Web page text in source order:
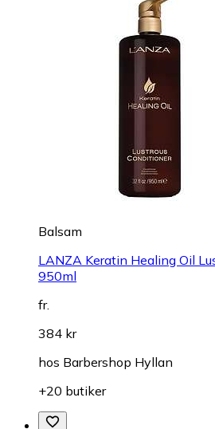
Balsam
LANZA Keratin Healing Oil
950ml
fr.
384 kr
hos Barbershop Hyllan
+20 butiker